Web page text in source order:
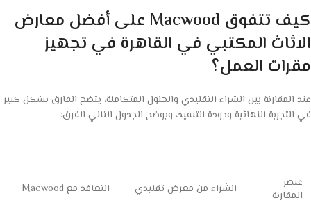
كيف تتفوق Macwood على أفضل معارض
الاثاث المكتبي في القاهرة في تجهيز
مقرات العمل؟
عند المقارنة بين الشراء التقليدي والحلول المتكاملة، يتضح الفارق بشكل كبير
في التجربة النهائية وجودة التنفيذ، ويوضح الجدول التالي الفرق:
عنصر
المقارنة
الشراء من معرض تقليدي التعاقد مع Macwood